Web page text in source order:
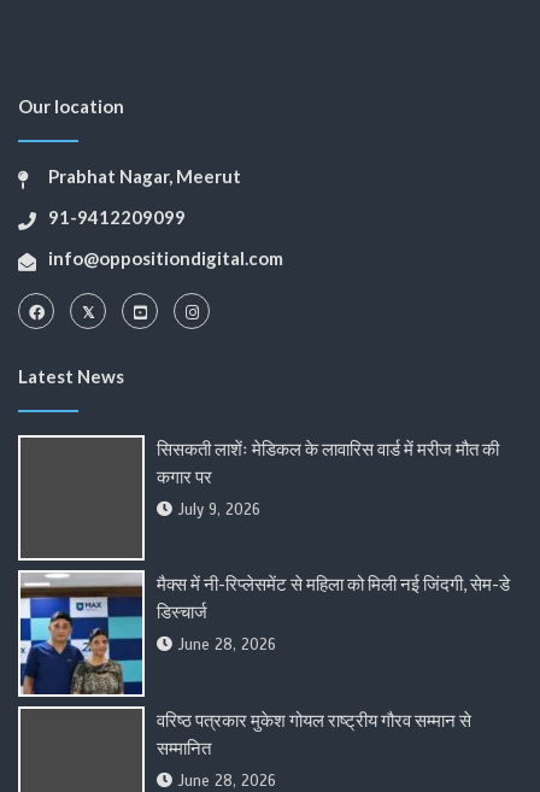
Our location
Prabhat Nagar, Meerut
91-9412209099
info@oppositiondigital.com
Latest News
सिसकती लाशेंः मेडिकल के लावारिस वार्ड में मरीज मौत की
कगार पर
July 9, 2026
मैक्स में नी-रिप्लेसमेंट से महिला को मिली नई जिंदगी, सेम-डे
डिस्चार्ज
June 28, 2026
वरिष्ठ पत्रकार मुकेश गोयल राष्ट्रीय गौरव सम्मान से
सम्मानित
June 28, 2026